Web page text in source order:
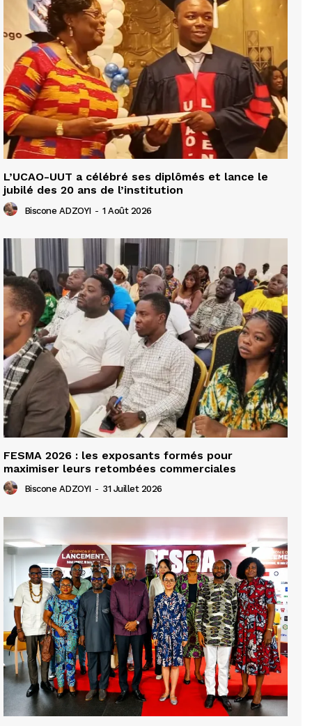
L’UCAO-UUT a célébré ses diplômés et lance le
jubilé des 20 ans de l’institution
Biscone ADZOYI - 1 Août 2026
FESMA 2026 : les exposants formés pour
maximiser leurs retombées commerciales
Biscone ADZOYI - 31 Juillet 2026